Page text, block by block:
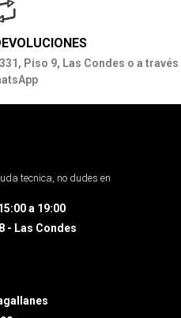
Piso 9, Las Condes o a través
tecnica, no dudes en
a 19:00
- Las Condes